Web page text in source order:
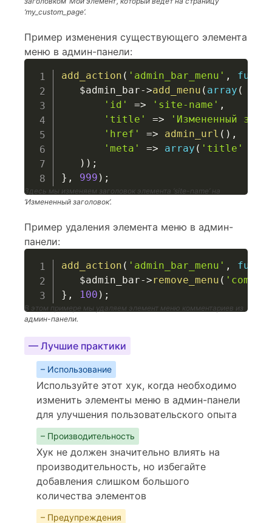
‘my_custom_page’.
Пример изменения существующего элемента
меню в админ-панели:
add_action ( 'admin_bar_menu' ,
$admin_bar->add_menu ( array (
'id'
=> 'site-name' ,
'title'
=>
'Измененный
'href'
=> admin_url ( ) ,
'meta'
=> array ( 'title'
) ) ;
} , 999 ) ;
Здесь мы изменяем заголовок элемента ‘site-name’ на
‘Измененный заголовок’.
Пример удаления элемента меню в админ-
панели:
add_action ( 'admin_bar_menu' ,
$admin_bar->remove_menu (
} , 100 ) ;
В этом примере мы удаляем элемент меню комментариев из
админ-панели.
— Лучшие практики
– Использование
Используйте этот хук, когда необходимо
изменить элементы меню в админ-панели
для улучшения пользовательского опыта
– Производительность
Хук не должен значительно влиять на
производительность, но избегайте
добавления слишком большого
количества элементов
– Предупреждения